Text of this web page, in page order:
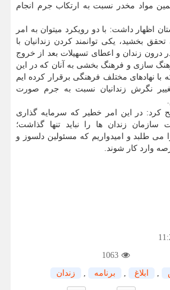
مواد مخدر نسبت به ارتکاب جرم انجام
اظهار داشت: با دو رویکرد میتوان به امر
تحقق بخشید، یکی توانمند کردن زندانیان با
درون زندان و اعطای تسهیلات بعد از خروج
سازی و فرهنگ بخشی به آنان که در این
با نهادهای مختلف فرهنگی برقرار کرده ایم
نگرش زندانیان نسبت به جرم صورت
کرد: در این امر خطیر که سرمایه گذاری
زندان ها را نباید تنها گذاشت؛
می طلبد و امیدواریم که مسئولین دلسوز و
وارد کار شوند.
1063
, ابلاغ , برنامه , زندان